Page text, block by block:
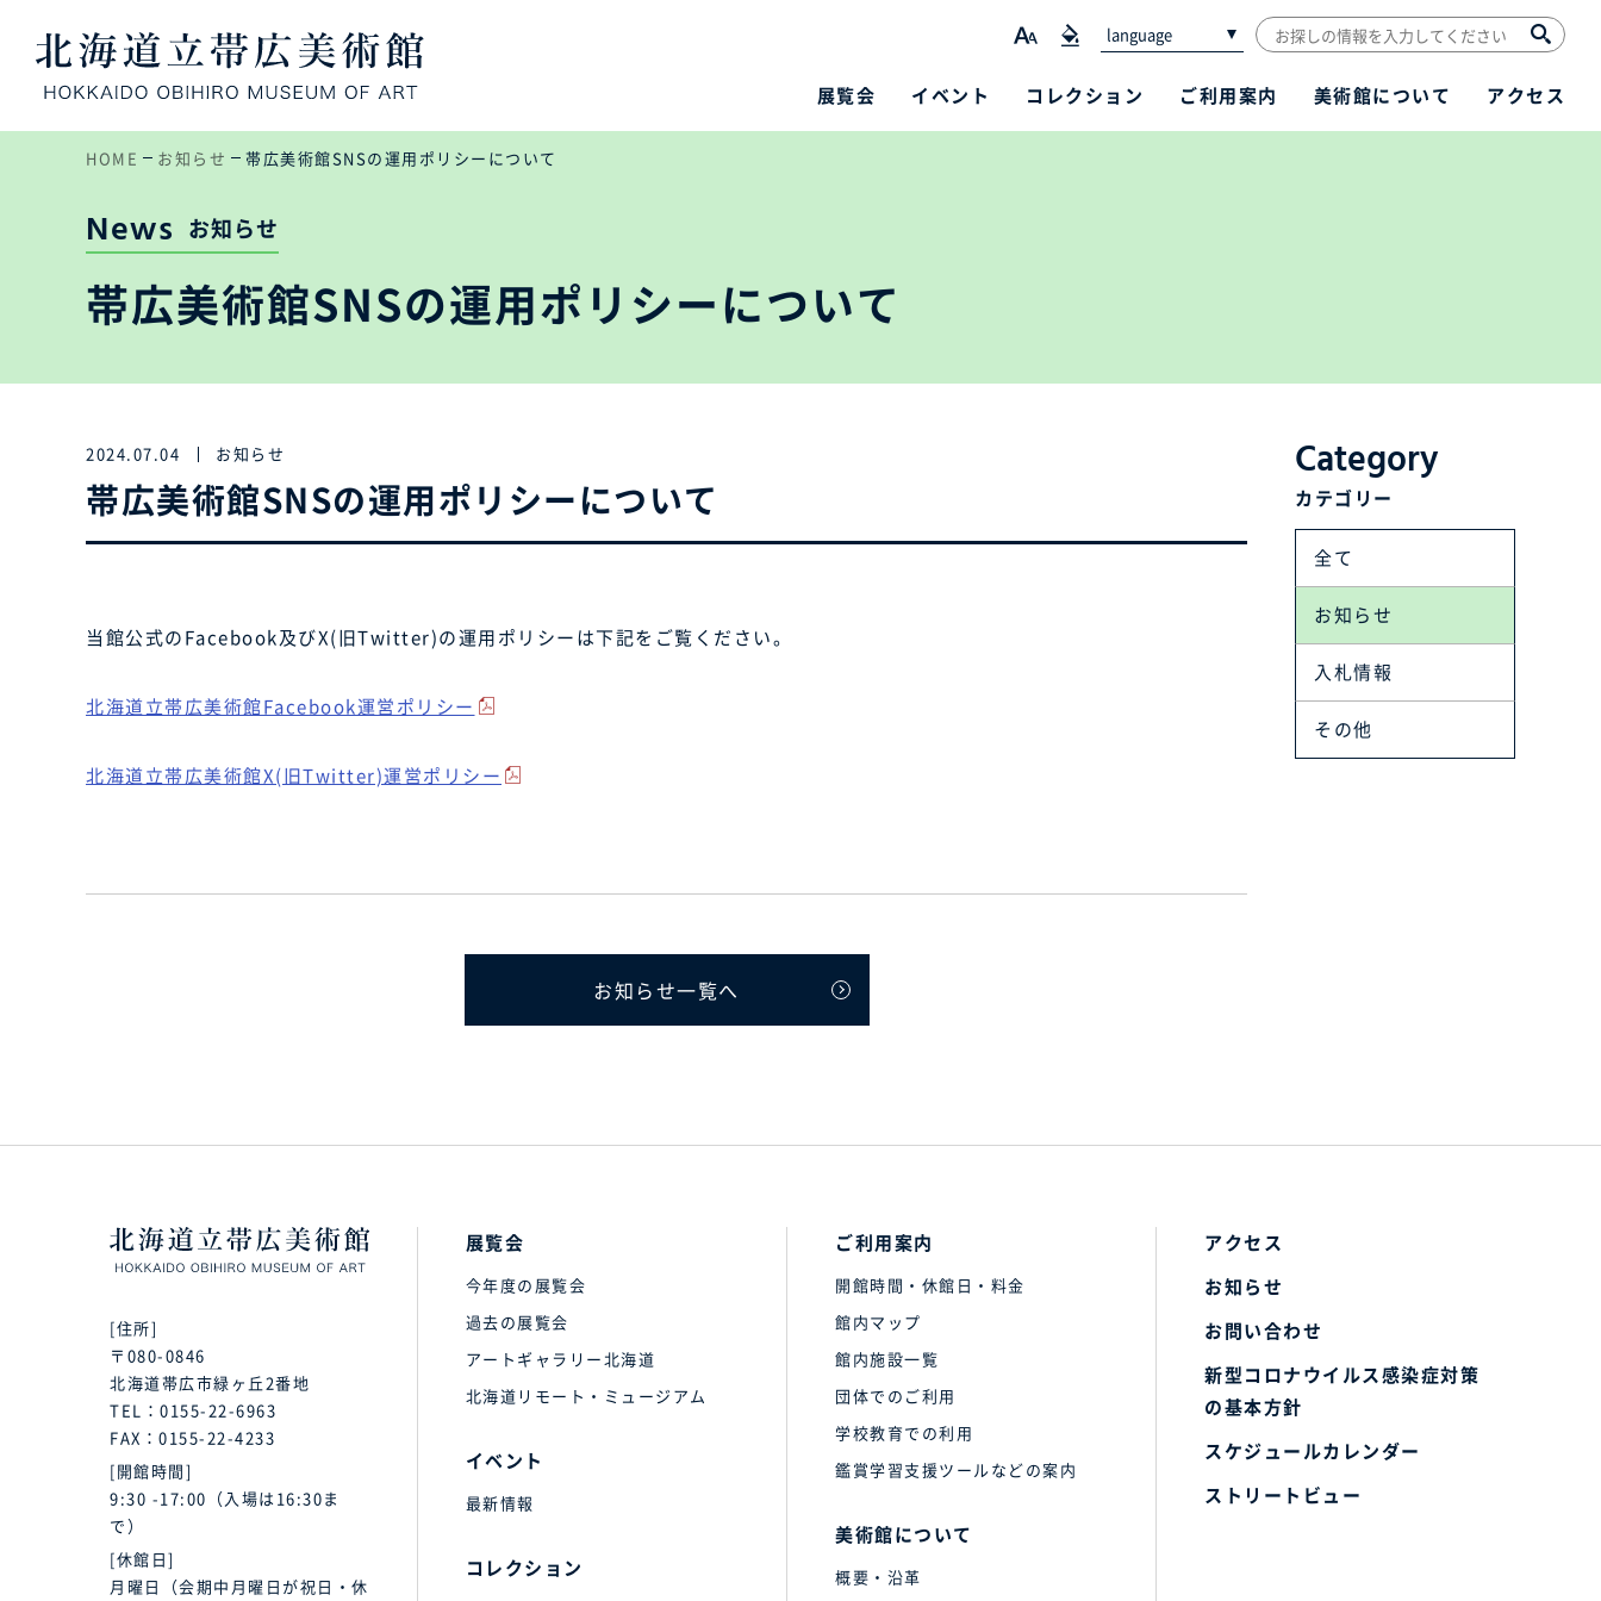
language
展覧会 イベント コレクション ご利用案内 美術館について アクセス
HOME お知らせ 帯広美術館SNSの運用ポリシーについて
News お知らせ
帯広美術館SNSの運用ポリシーについて
2024.07.04 お知らせ
帯広美術館SNSの運用ポリシーについて
当館公式のFacebook及びX(旧Twitter)の運用ポリシーは下記をご覧ください。
北海道立帯広美術館Facebook運営ポリシー
北海道立帯広美術館X(旧Twitter)運営ポリシー
お知らせ一覧へ
Category
カテゴリー
全て
お知らせ
入札情報
その他
[住所]
〒080-0846
北海道帯広市緑ヶ丘2番地
TEL： 0155-22-6963
FAX：0155-22-4233
[開館時間]
9:30 -17:00（入場は16:30ま
で）
[休館日]
月曜日（会期中月曜日が祝日・休
展覧会
今年度の展覧会
過去の展覧会
アートギャラリー北海道
北海道リモート・ミュージアム
イベント
最新情報
コレクション
ご利用案内
開館時間・休館日・料金
館内マップ
館内施設一覧
団体でのご利用
学校教育での利用
鑑賞学習支援ツールなどの案内
美術館について
概要・沿革
アクセス
お知らせ
お問い合わせ
新型コロナウイルス感染症対策
の基本方針
スケジュールカレンダー
ストリートビュー